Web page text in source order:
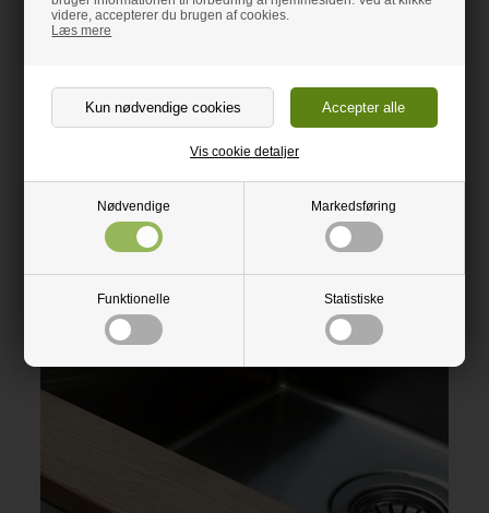
videre, accepterer du brugen af cookies.
Læs mere
Nødvendige Markedsføring
Funktionelle Statistiske
Vis cookie detaljer
Vasken underlimes direkte under laminaten. Limningen og
laminaten er så stærk, at vasken kan modstå et samlet tryk